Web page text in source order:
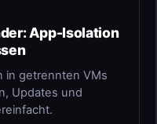
App-Isolation
in getrennten VMs
Updates und